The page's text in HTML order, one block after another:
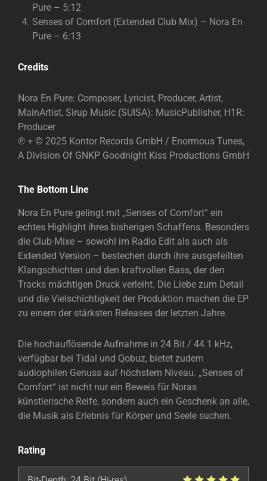
Pure – 5:12
Senses of Comfort (Extended Club Mix) – Nora En
Pure – 6:13
Credits
Nora En Pure: Composer, Lyricist, Producer, Artist,
MainArtist, Sirup Music (SUISA): MusicPublisher, H1R:
Producer
℗ + © 2025 Kontor Records GmbH / Enormous Tunes,
A Division Of GNKP Goodnight Kiss Productions GmbH
The Bottom Line
Nora En Pure gelingt mit „Senses of Comfort“ ein
echtes Highlight ihres bisherigen Schaffens. Besonders
die Club-Mixe – sowohl im Radio Edit als auch als
Extended Version – bestechen durch ihre ausgefeilten
Klangschichten und den kraftvollen Bass, der den
Tracks mächtigen Druck verleiht. Die Liebe zum Detail
und die Vielschichtigkeit der Produktion machen die EP
zu einem der stärksten Releases der letzten Jahre.
Die hochauflösende Aufnahme in 24 Bit / 44.1 kHz,
verfügbar bei Tidal und Qobuz, bietet zudem
audiophilen Genuss auf höchstem Niveau. „Senses of
Comfort“ ist nicht nur ein Beweis für Noras
künstlerische Reife, sondern auch ein Geschenk an alle,
die Musik als Erlebnis für Körper und Seele suchen.
Rating